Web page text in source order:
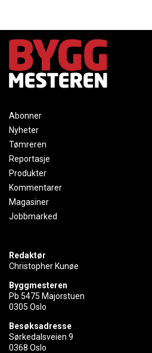
Abonner
Nyheter
Tømreren
Reportasje
Produkter
Kommentarer
Magasiner
Jobbmarked
Redaktør
Christopher Kunøe
Byggmesteren
Pb 5475 Majorstuen
0305 Oslo
Besøksadresse
Sørkedalsveien 9
0368 Oslo